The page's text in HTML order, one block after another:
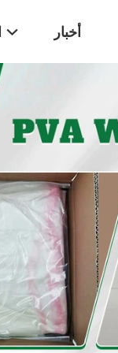
أخبار